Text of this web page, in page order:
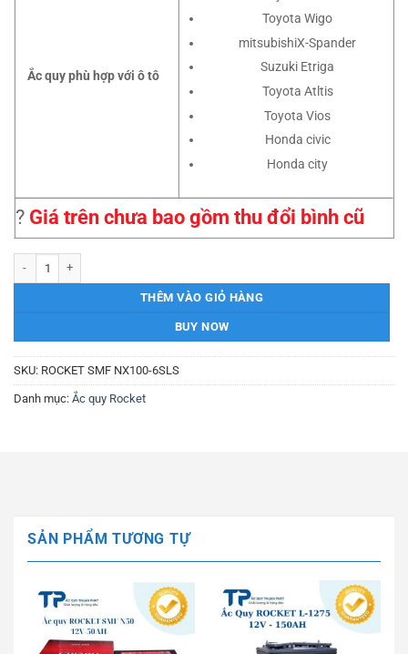
Ắc quy phù hợp với ô tô
Toyota Wigo
mitsubishiX-Spander
Suzuki Etriga
Toyota Atltis
Toyota Vios
Honda civic
Honda city
? Giá trên chưa bao gồm thu đổi bình cũ
THÊM VÀO GIỎ HÀNG
BUY NOW
SKU: ROCKET SMF NX100-6SLS
Danh mục: Ắc quy Rocket
SẢN PHẨM TƯƠNG TỰ